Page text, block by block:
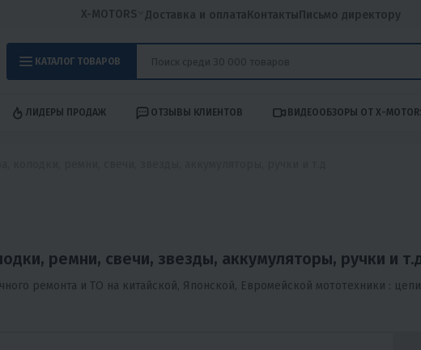
X-MOTORS Доставка и оплатаКонтактыПисьмо директору
КАТАЛОГ ТОВАРОВ
ЛИДЕРЫ ПРОДАЖ ОТЗЫВЫ КЛИЕНТОВ ВИДЕООБЗОРЫ ОТ X-
ремни, свечи, звезды, аккумуляторы, ручки и
ремонта и ТО на китайской, Японской, Евромейской мототехники :